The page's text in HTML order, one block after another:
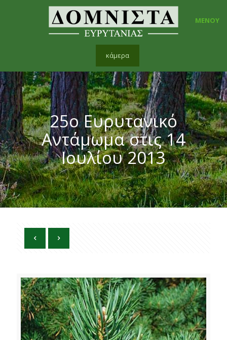
ΜΕΝΟΥ
κάμερα
25ο Ευρυτανικό
Αντάμωμα στις 14
Ιουλίου 2013